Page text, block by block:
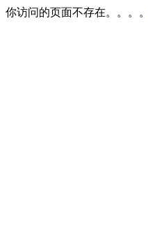
你访问的页面不存在。。。。